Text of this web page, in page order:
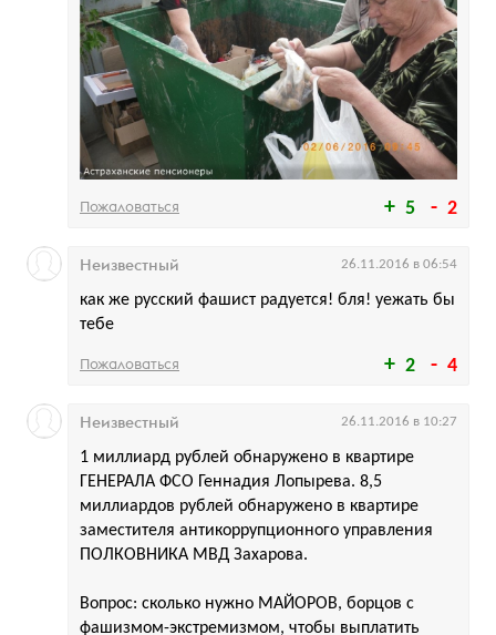
5 2
Пожаловаться
2 4
как же русский фашист радуется! бля! уежать бы
тебе
Неизвестный 26.11.2016 в 06:54
Пожаловаться
1 миллиард рублей обнаружено в квартире
ГЕНЕРАЛА ФСО Геннадия Лопырева. 8,5
миллиардов рублей обнаружено в квартире
заместителя антикоррупционного управления
ПОЛКОВНИКА МВД Захарова.
Вопрос: сколько нужно МАЙОРОВ, борцов с
фашизмом-экстремизмом, чтобы выплатить
Неизвестный 26.11.2016 в 10:27